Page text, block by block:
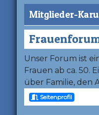
Mitglieder-
Unser Forum ist
Frauen ab ca. 50.
über Familie, den
Seitenprofil